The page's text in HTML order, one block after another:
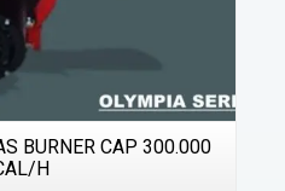
BURNER CAP 300.000
H